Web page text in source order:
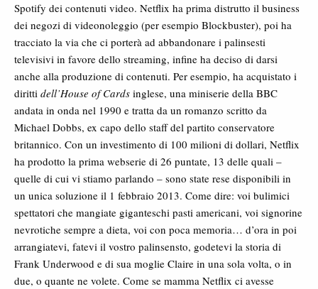
Spotify dei contenuti video. Netflix ha prima distrutto il business
dei negozi di videonoleggio (per esempio Blockbuster), poi ha
tracciato la via che ci porterà ad abbandonare i palinsesti
televisivi in favore dello streaming, infine ha deciso di darsi
anche alla produzione di contenuti. Per esempio, ha acquistato i
diritti dell’House of Cards inglese, una miniserie della BBC
andata in onda nel 1990 e tratta da un romanzo scritto da
Michael Dobbs, ex capo dello staff del partito conservatore
britannico. Con un investimento di 100 milioni di dollari, Netflix
ha prodotto la prima webserie di 26 puntate, 13 delle quali –
quelle di cui vi stiamo parlando – sono state rese disponibili in
un unica soluzione il 1 febbraio 2013. Come dire: voi bulimici
spettatori che mangiate giganteschi pasti americani, voi signorine
nevrotiche sempre a dieta, voi con poca memoria… d’ora in poi
arrangiatevi, fatevi il vostro palinsensto, godetevi la storia di
Frank Underwood e di sua moglie Claire in una sola volta, o in
due, o quante ne volete. Come se mamma Netflix ci avesse